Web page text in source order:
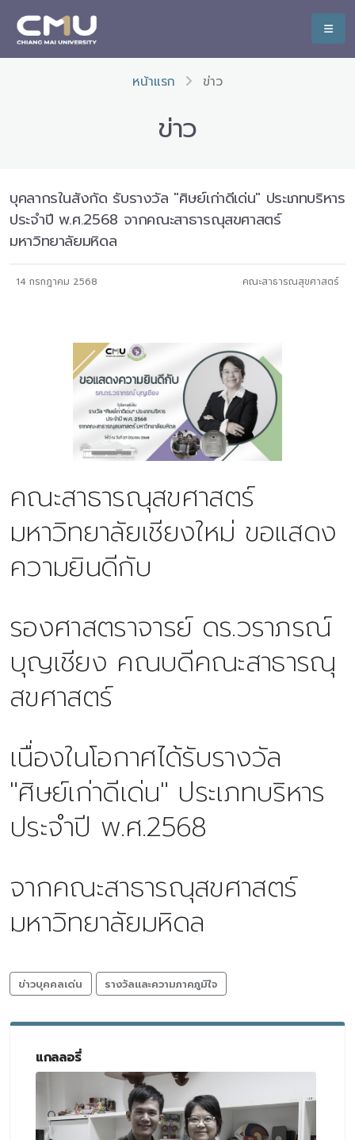
หน้าแรก ข่าว
ข่าว
บุคลากรในสังกัด รับรางวัล "ศิษย์เก่าดีเด่น" ประเภทบริหาร
ประจำปี พ.ศ.2568 จากคณะสาธารณุสขศาสตร์
มหาวิทยาลัยมหิดล
14 กรกฎาคม 2568 คณะสาธารณสุขศาสตร์
คณะสาธารณุสขศาสตร์
มหาวิทยาลัยเชียงใหม่ ขอแสดง
ความยินดีกับ
รองศาสตราจารย์ ดร.วราภรณ์
บุญเชียง คณบดีคณะสาธารณุ
สขศาสตร์
เนื่องในโอกาศได้รับรางวัล
"ศิษย์เก่าดีเด่น" ประเภทบริหาร
ประจำปี พ.ศ.2568
จากคณะสาธารณุสขศาสตร์
มหาวิทยาลัยมหิดล
ข่าวบุคคลเด่น รางวัลและความภาคภูมิใจ
แกลลอรี่